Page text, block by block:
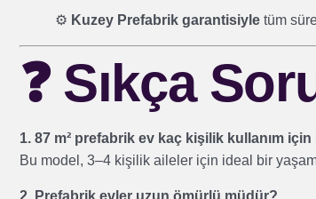
⚙️ Kuzey Prefabrik garantisiyle tüm
❓ Sıkça
1. 87 m² prefabrik ev kaç kişilik kullanım
Bu model, 3–4 kişilik aileler için ideal bir
2. Prefabrik evler uzun ömürlü müdür?